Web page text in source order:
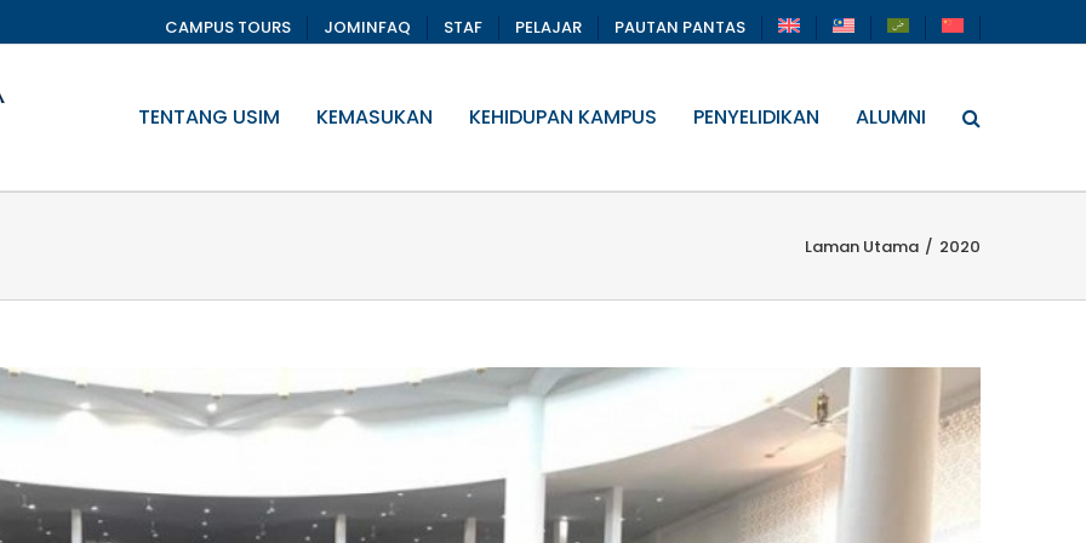
CAMPUS TOURS JOMINFAQ STAF PELAJAR PAUTAN PANTAS
TENTANG USIM KEMASUKAN KEHIDUPAN KAMPUS PENYELIDIKAN ALUMNI
Laman Utama / 2020